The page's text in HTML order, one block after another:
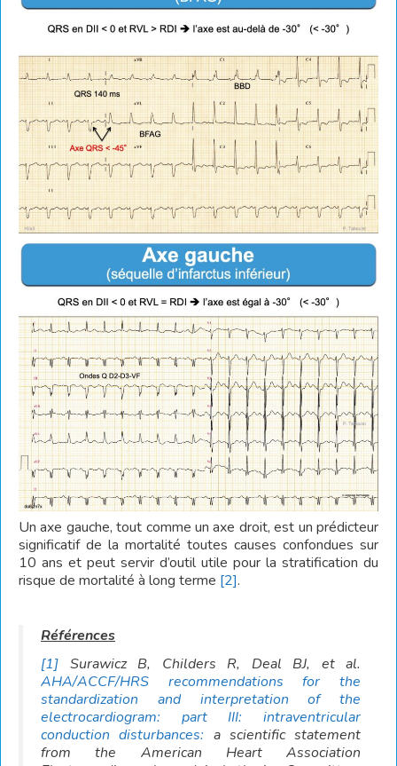
Un axe gauche, tout comme un axe droit, est un prédicteur
significatif de la mortalité toutes causes confondues sur
10 ans et peut servir d’outil utile pour la stratification du
risque de mortalité à long terme [2].
[1] Surawicz B, Childers R, Deal BJ, et al.
AHA/ACCF/HRS recommendations for the
standardization and interpretation of the
electrocardiogram: part III: intraventricular
conduction disturbances: a scientific statement
from the American Heart Association